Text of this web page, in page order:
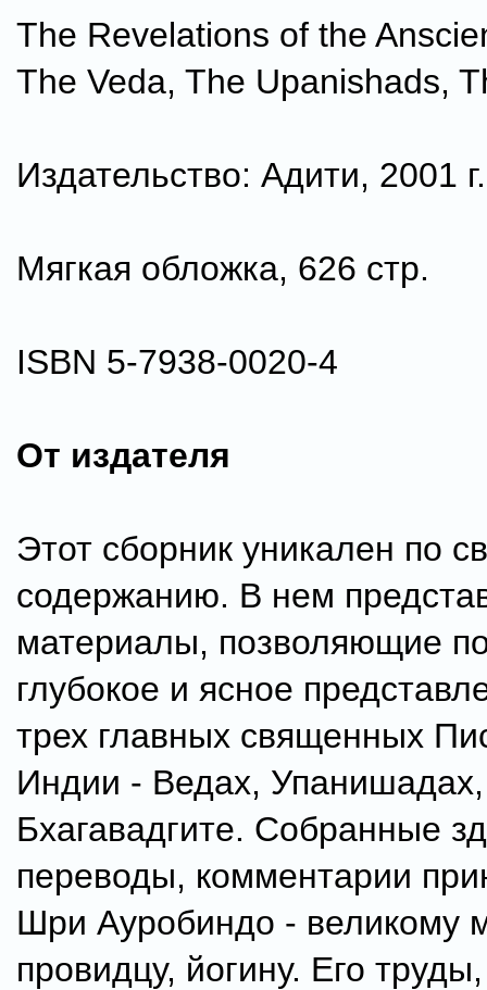
The Revelations of the
The Veda, The Upanishads,
Издательство: Адити, 2001 г.
Мягкая обложка, 626 стр.
ISBN 5-7938-0020-4
От издателя
Этот сборник уникален по
содержанию. В нем
материалы, позволяющие
глубокое и ясное
трех главных священных
Индии - Ведах, Упанишадах,
Бхагавадгите. Собранные
переводы, комментарии
Шри Ауробиндо - великому
провидцу, йогину. Его труды,